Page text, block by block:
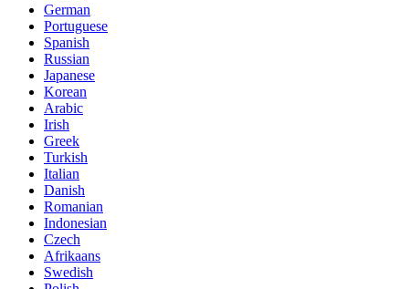
German
Portuguese
Spanish
Russian
Japanese
Korean
Arabic
Irish
Greek
Turkish
Italian
Danish
Romanian
Indonesian
Czech
Afrikaans
Swedish